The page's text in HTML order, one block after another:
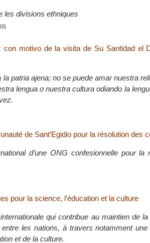
les divisions ethniques
motivo de la visita de Su Santidad el
patria ajena; no se puede amar nuestra
lengua o nuestra cultura odiando la
de Sant’Egidio pour la résolution des
d’une ONG confesionnelle pour la
pour la science, l’éducation et la culture
qui contribue au maintien de
les nations, à travers notamment une
et de la culture.